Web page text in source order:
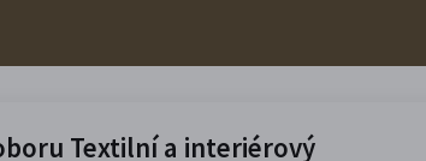
Textilní a interiérový